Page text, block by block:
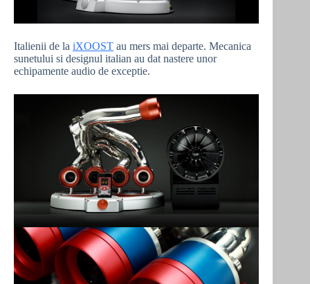
Italienii de la iXOOST au mers mai departe. Mecanica
sunetului si designul italian au dat nastere unor
echipamente audio de exceptie.